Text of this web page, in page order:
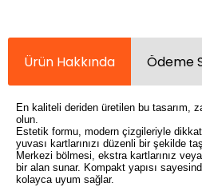
Ürün Hakkında Ödeme
En kaliteli deriden üretilen bu tasarım,
olun.
Estetik formu, modern çizgileriyle
yuvası kartlarınızı düzenli bir şekilde
Merkezi bölmesi, ekstra kartlarınız
bir alan sunar. Kompakt yapısı
kolayca uyum sağlar.